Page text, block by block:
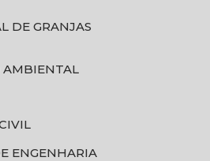
DE GRANJAS
AMBIENTAL
ENGENHARIA